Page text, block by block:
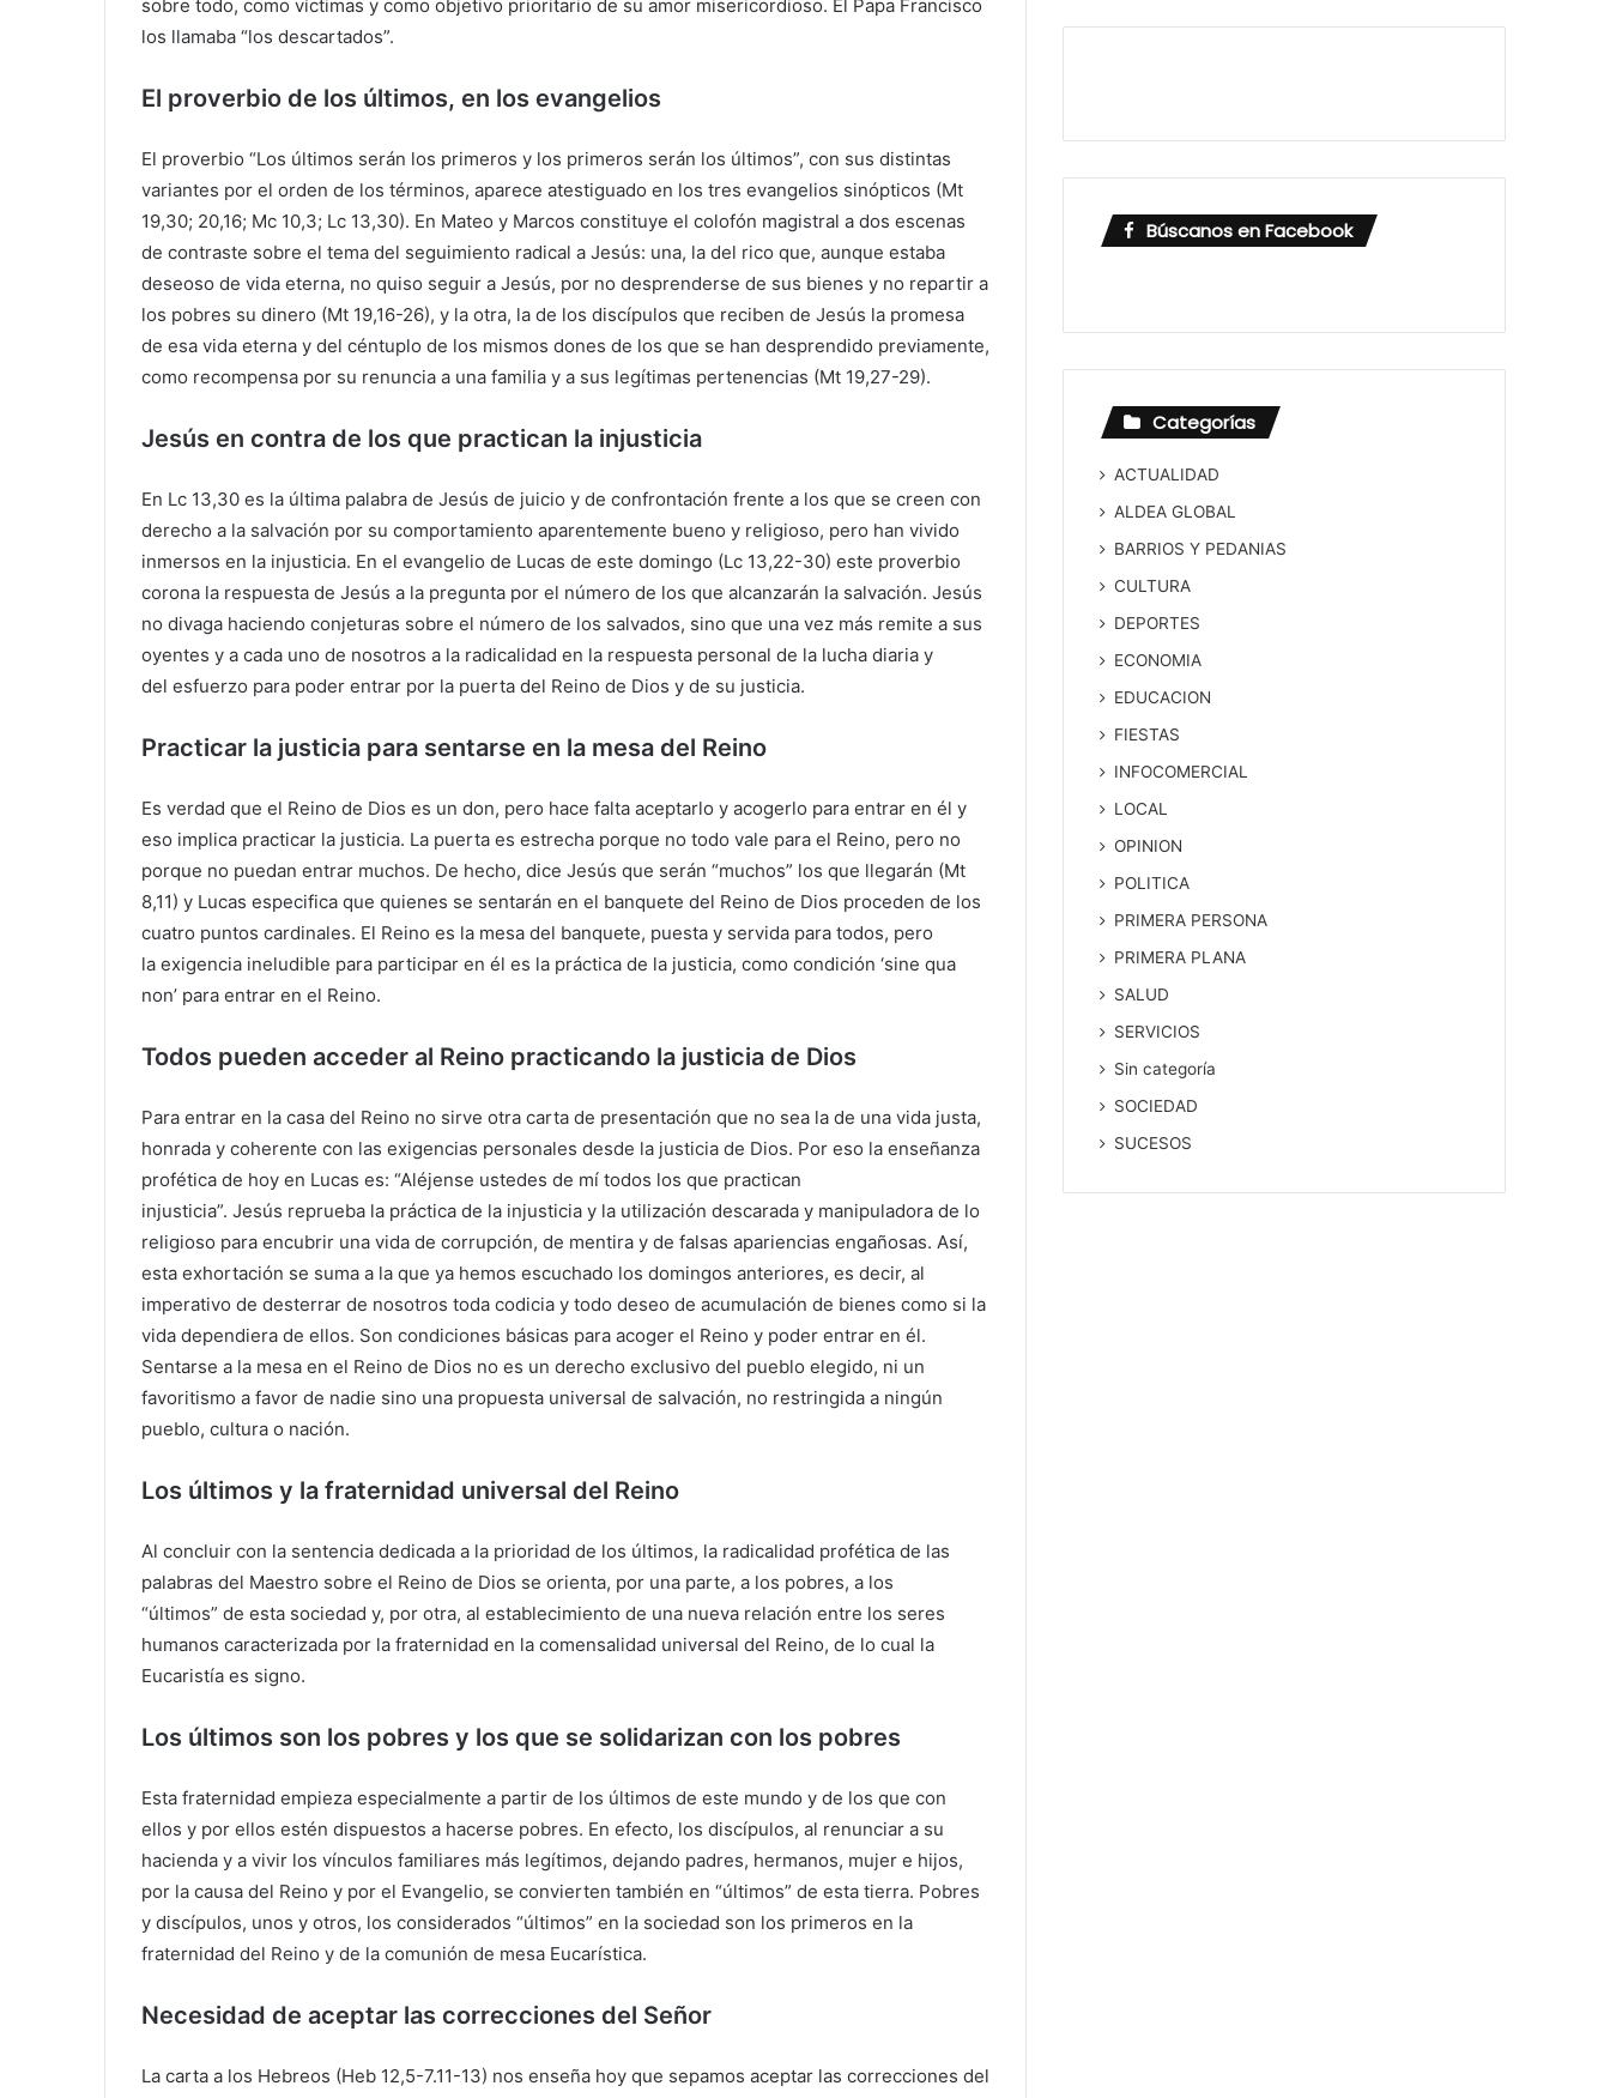
sobre todo, como víctimas y como objetivo prioritario de su amor misericordioso. El Papa Francisco
los llamaba “los descartados”.
El proverbio de los últimos, en los evangelios
El proverbio “Los últimos serán los primeros y los primeros serán los últimos”, con sus distintas
variantes por el orden de los términos, aparece atestiguado en los tres evangelios sinópticos (Mt
19,30; 20,16; Mc 10,3; Lc 13,30). En Mateo y Marcos constituye el colofón magistral a dos escenas
de contraste sobre el tema del seguimiento radical a Jesús: una, la del rico que, aunque estaba
deseoso de vida eterna, no quiso seguir a Jesús, por no desprenderse de sus bienes y no repartir a
los pobres su dinero (Mt 19,16-26), y la otra, la de los discípulos que reciben de Jesús la promesa
de esa vida eterna y del céntuplo de los mismos dones de los que se han desprendido previamente,
como recompensa por su renuncia a una familia y a sus legítimas pertenencias (Mt 19,27-29).
Jesús en contra de los que practican la injusticia
En Lc 13,30 es la última palabra de Jesús de juicio y de confrontación frente a los que se creen con
derecho a la salvación por su comportamiento aparentemente bueno y religioso, pero han vivido
inmersos en la injusticia. En el evangelio de Lucas de este domingo (Lc 13,22-30) este proverbio
corona la respuesta de Jesús a la pregunta por el número de los que alcanzarán la salvación. Jesús
no divaga haciendo conjeturas sobre el número de los salvados, sino que una vez más remite a sus
oyentes y a cada uno de nosotros a la radicalidad en la respuesta personal de la lucha diaria y
del esfuerzo para poder entrar por la puerta del Reino de Dios y de su justicia.
Practicar la justicia para sentarse en la mesa del Reino
Es verdad que el Reino de Dios es un don, pero hace falta aceptarlo y acogerlo para entrar en él y
eso implica practicar la justicia. La puerta es estrecha porque no todo vale para el Reino, pero no
porque no puedan entrar muchos. De hecho, dice Jesús que serán “muchos” los que llegarán (Mt
8,11) y Lucas especifica que quienes se sentarán en el banquete del Reino de Dios proceden de los
cuatro puntos cardinales. El Reino es la mesa del banquete, puesta y servida para todos, pero
la exigencia ineludible para participar en él es la práctica de la justicia, como condición ‘sine qua
non’ para entrar en el Reino.
Todos pueden acceder al Reino practicando la justicia de Dios
Para entrar en la casa del Reino no sirve otra carta de presentación que no sea la de una vida justa,
honrada y coherente con las exigencias personales desde la justicia de Dios. Por eso la enseñanza
profética de hoy en Lucas es: “Aléjense ustedes de mí todos los que practican
injusticia”. Jesús reprueba la práctica de la injusticia y la utilización descarada y manipuladora de lo
religioso para encubrir una vida de corrupción, de mentira y de falsas apariencias engañosas. Así,
esta exhortación se suma a la que ya hemos escuchado los domingos anteriores, es decir, al
imperativo de desterrar de nosotros toda codicia y todo deseo de acumulación de bienes como si la
vida dependiera de ellos. Son condiciones básicas para acoger el Reino y poder entrar en él.
Sentarse a la mesa en el Reino de Dios no es un derecho exclusivo del pueblo elegido, ni un
favoritismo a favor de nadie sino una propuesta universal de salvación, no restringida a ningún
pueblo, cultura o nación.
Los últimos y la fraternidad universal del Reino
Al concluir con la sentencia dedicada a la prioridad de los últimos, la radicalidad profética de las
palabras del Maestro sobre el Reino de Dios se orienta, por una parte, a los pobres, a los
“últimos” de esta sociedad y, por otra, al establecimiento de una nueva relación entre los seres
humanos caracterizada por la fraternidad en la comensalidad universal del Reino, de lo cual la
Eucaristía es signo.
Los últimos son los pobres y los que se solidarizan con los pobres
Esta fraternidad empieza especialmente a partir de los últimos de este mundo y de los que con
ellos y por ellos estén dispuestos a hacerse pobres. En efecto, los discípulos, al renunciar a su
hacienda y a vivir los vínculos familiares más legítimos, dejando padres, hermanos, mujer e hijos,
por la causa del Reino y por el Evangelio, se convierten también en “últimos” de esta tierra. Pobres
y discípulos, unos y otros, los considerados “últimos” en la sociedad son los primeros en la
fraternidad del Reino y de la comunión de mesa Eucarística.
Necesidad de aceptar las correcciones del Señor
La carta a los Hebreos (Heb 12,5-7.11-13) nos enseña hoy que sepamos aceptar las correcciones del
Búscanos en Facebook
Categorías
ACTUALIDAD
ALDEA GLOBAL
BARRIOS Y PEDANIAS
CULTURA
DEPORTES
ECONOMIA
EDUCACION
FIESTAS
INFOCOMERCIAL
LOCAL
OPINION
POLITICA
PRIMERA PERSONA
PRIMERA PLANA
SALUD
SERVICIOS
Sin categoría
SOCIEDAD
SUCESOS